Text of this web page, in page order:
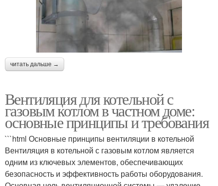
читать дальше →
Вентиляция для котельной с
газовым котлом в частном доме:
основные принципы и требования
```html Основные принципы вентиляции в котельной
Вентиляция в котельной с газовым котлом является
одним из ключевых элементов, обеспечивающих
безопасность и эффективность работы оборудования.